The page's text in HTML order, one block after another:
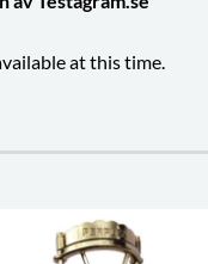
at this time.